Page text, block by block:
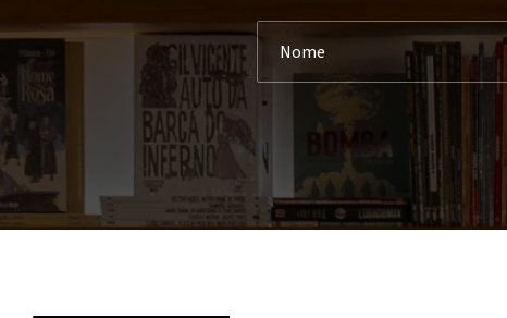
Ada D'Adamo
Adalberto Faria
Adam Grant
Adam Haslett
Adam Hochoschild
Adam Kingl
Ancora
Andrews Mcmeel Publishing
Apa Publications
Areal Editores
Arena